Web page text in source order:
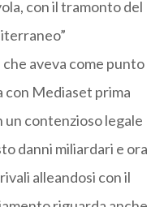
con il tramonto del
aveva come punto
con Mediaset prima
un contenzioso legale
danni miliardari e ora
alleandosi con il